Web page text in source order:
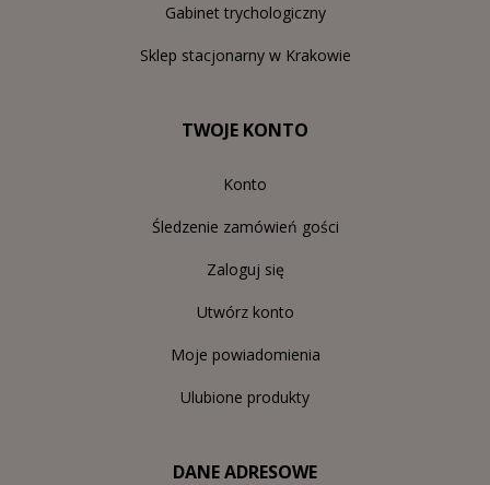
Gabinet trychologiczny
Sklep stacjonarny w Krakowie
TWOJE KONTO
Konto
Śledzenie zamówień gości
Zaloguj się
Utwórz konto
Moje powiadomienia
Ulubione produkty
DANE ADRESOWE